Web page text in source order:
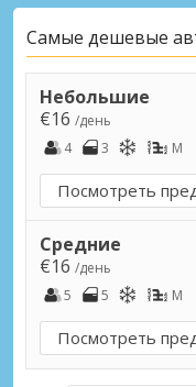
Самые дешевые
Небольшие
€16 /день
4
3 M
Посмотреть
Средние
€16 /день
5
5 M
Посмотреть